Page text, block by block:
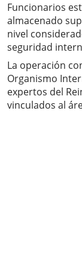
Funcionarios
almacenado
nivel
seguridad
La operación
Organismo
expertos del
vinculados al